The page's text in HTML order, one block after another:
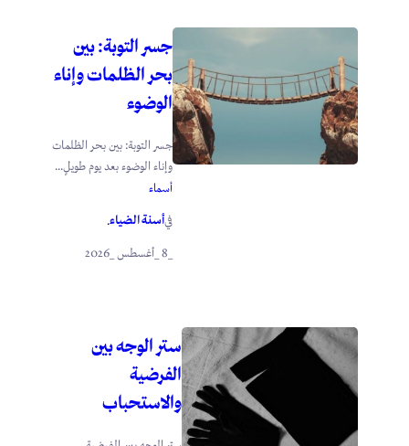
جسر التوبة: بين
بحر الظلمات وإناء
الوضوء
جسر التوبة: بين بحر الظلمات
وإناء الوضوء بعد يوم طويلٍ...
أسماء
فيأسنة الضياء.
ستر الوجه بين
الفرضية
والاستحباب